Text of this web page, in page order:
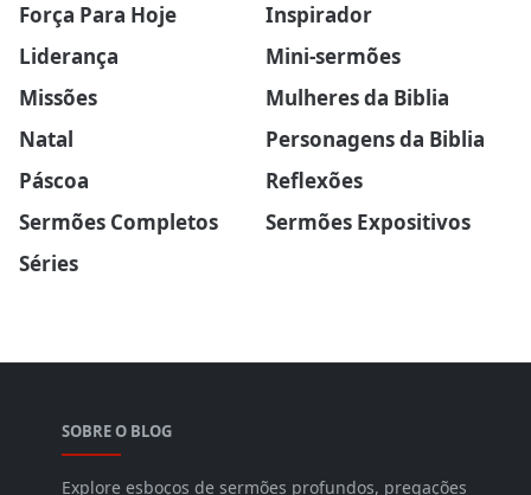
Força Para Hoje
Inspirador
Liderança
Mini-sermões
Missões
Mulheres da Biblia
Natal
Personagens da Biblia
Páscoa
Reflexões
Sermões Completos
Sermões Expositivos
Séries
SOBRE O BLOG
Explore esboços de sermões profundos, pregações